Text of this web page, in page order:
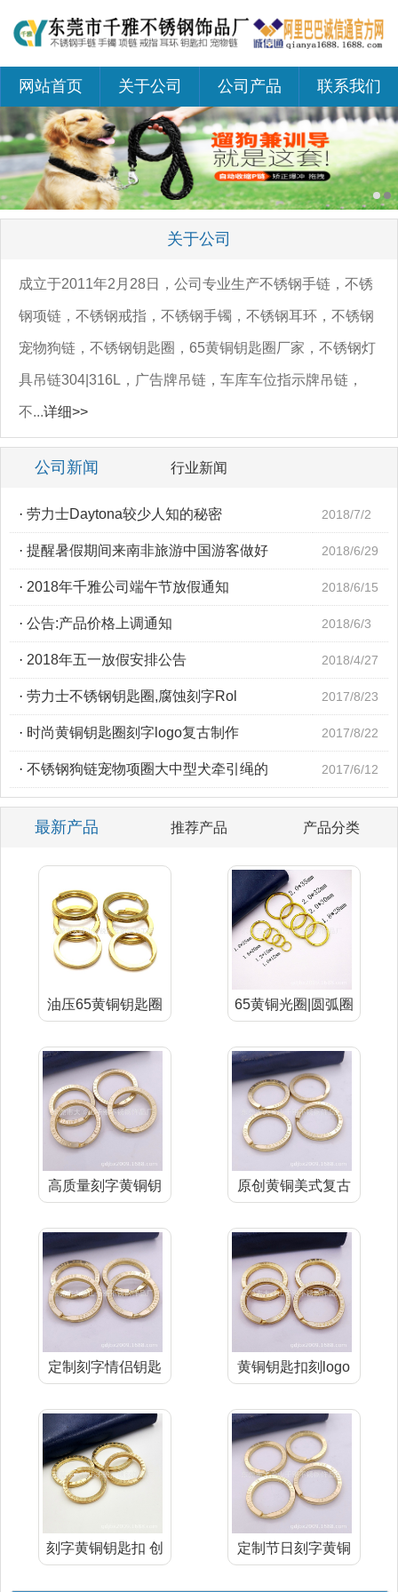
网站首页 关于公司 公司产品 联系我们
关于公司
成立于2011年2月28日，公司专业生产不锈钢手链，不锈
钢项链，不锈钢戒指，不锈钢手镯，不锈钢耳环，不锈钢
宠物狗链，不锈钢钥匙圈，65黄铜钥匙圈厂家，不锈钢灯
具吊链304|316L，广告牌吊链，车库车位指示牌吊链，
不...详细>>
公司新闻 行业新闻
· 劳力士Daytona较少人知的秘密 2018/7/2
· 提醒暑假期间来南非旅游中国游客做好 2018/6/29
· 2018年千雅公司端午节放假通知 2018/6/15
· 公告:产品价格上调通知 2018/6/3
· 2018年五一放假安排公告 2018/4/27
· 劳力士不锈钢钥匙圈,腐蚀刻字Rol 2017/8/23
· 时尚黄铜钥匙圈刻字logo复古制作 2017/8/22
· 不锈钢狗链宠物项圈大中型犬牵引绳的 2017/6/12
最新产品 推荐产品 产品分类
油压65黄铜钥匙圈
65黄铜光圈|圆弧圈
高质量刻字黄铜钥
原创黄铜美式复古
定制刻字情侣钥匙
黄铜钥匙扣刻logo
刻字黄铜钥匙扣 创
定制节日刻字黄铜